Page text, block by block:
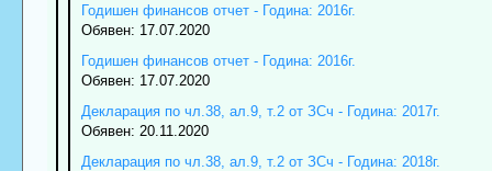
Годишен финансов отчет - Година: 2016г.
Обявен: 17.07.2020
Годишен финансов отчет - Година: 2016г.
Обявен: 17.07.2020
Декларация по чл.38, ал.9, т.2 от ЗСч - Година: 2017г.
Обявен: 20.11.2020
Декларация по чл.38, ал.9, т.2 от ЗСч - Година: 2018г.